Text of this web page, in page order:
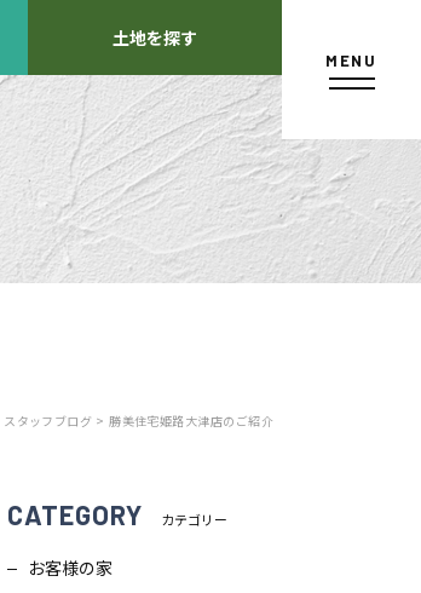
よくあるご質問
店舗紹介
スタッフブログ
土地を探す
MENU
スタッフブログ > 勝美住宅姫路大津店のご紹介
CATEGORY カテゴリー
お客様の家